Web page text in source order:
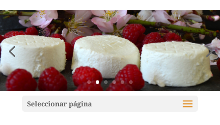
Mundoquesos
Seleccionar página